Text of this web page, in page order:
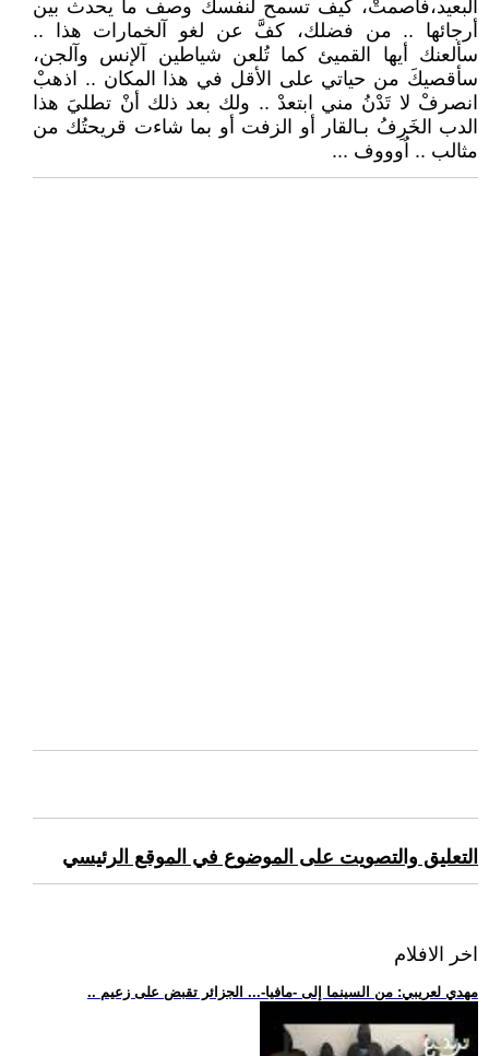
البعيد،فآصمتْ، كيف تسمح لنفسك وصف ما يحدث بين
أرجائها .. من فضلك، كفَّ عن لغو آلخمارات هذا ..
سألعنك أيها القميئ كما تُلعن شياطين آلإنس وآلجن،
سأقصيكَ من حياتي على الأقل في هذا المكان .. اذهبْ
انصرفْ لا تَدْنُ مني ابتعدْ .. ولك بعد ذلك أنْ تطليَ هذا
الدب الخَرِفُ بـالقار أو الزفت أو بما شاءت قريحتُك من
مثالب .. اُوووف ...
التعليق والتصويت على الموضوع في الموقع الرئيسي
اخر الافلام
.. مهدي لعريبي: من السينما إلى -مافيا-... الجزائر تقبض على زعيم